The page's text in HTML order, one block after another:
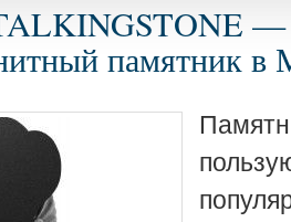
—
памятник в